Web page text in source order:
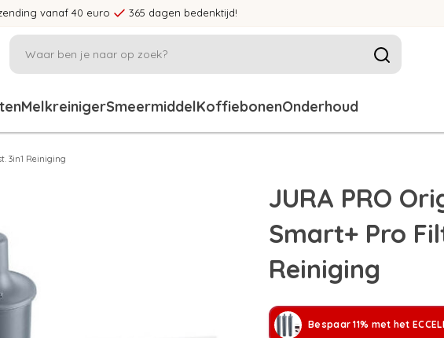
vanaf 40 euro 365 dagen bedenktijd!
MelkreinigerSmeermiddelKoffiebonenOnderhoud
3in1 Reiniging
JURA PRO
Smart+ Pro
Reiniging
Bespaar 11% met het